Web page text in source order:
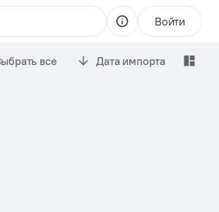
Войти
все Дата импорта